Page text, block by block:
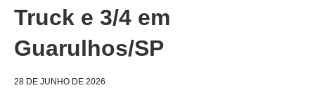
Truck e 3/4 em
Guarulhos/SP
28 DE JUNHO DE 2026